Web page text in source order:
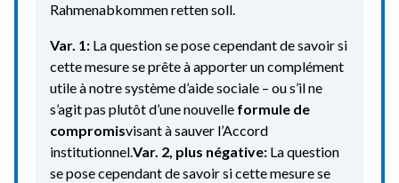
Rahmenabkommen retten soll.
Var. 1: La question se pose cependant de savoir si
cette mesure se prête à apporter un complément
utile à notre système d’aide sociale – ou s’il ne
s’agit pas plutôt d’une nouvelle formule de
compromisvisant à sauver l’Accord
institutionnel.Var. 2, plus négative: La question
se pose cependant de savoir si cette mesure se